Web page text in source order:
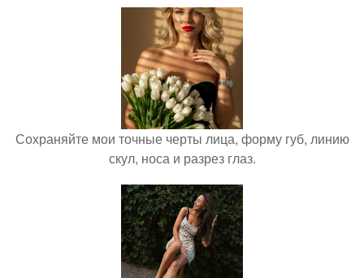
Сохраняйте мои точные черты лица, форму губ, линию
скул, носа и разрез глаз.